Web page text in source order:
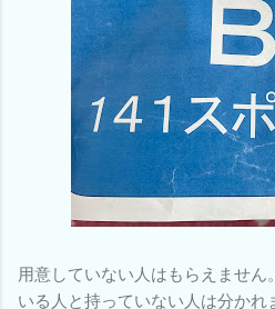
用意していない人はもらえません
いる人と持っていない人は分かれ